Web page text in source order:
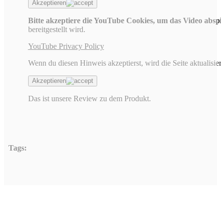
Akzeptieren
Bitte akzeptiere die YouTube Cookies, um das Video
bereitgestellt wird.
YouTube Privacy Policy
Wenn du diesen Hinweis akzeptierst, wird die Seite
Akzeptieren
Das ist unsere Review zu dem Produkt.
Tags: